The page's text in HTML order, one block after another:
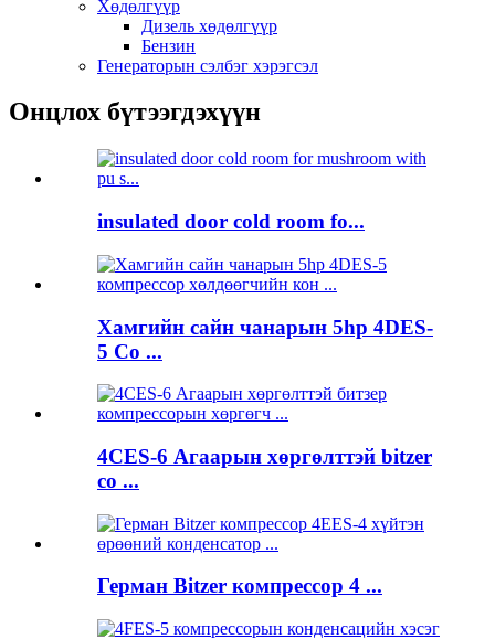
Хөдөлгүүр
Дизель хөдөлгүүр
Бензин
Генераторын сэлбэг хэрэгсэл
Онцлох бүтээгдэхүүн
insulated door cold room fo...
Хамгийн сайн чанарын 5hp 4DES-
5 Co ...
4CES-6 Агаарын хөргөлттэй bitzer
co ...
Герман Bitzer компрессор 4 ...